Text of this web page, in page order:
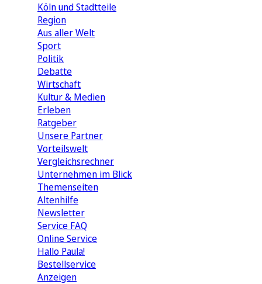
Köln und Stadtteile
Region
Aus aller Welt
Sport
Politik
Debatte
Wirtschaft
Kultur & Medien
Erleben
Ratgeber
Unsere Partner
Vorteilswelt
Vergleichsrechner
Unternehmen im Blick
Themenseiten
Altenhilfe
Newsletter
Service FAQ
Online Service
Hallo Paula!
Bestellservice
Anzeigen